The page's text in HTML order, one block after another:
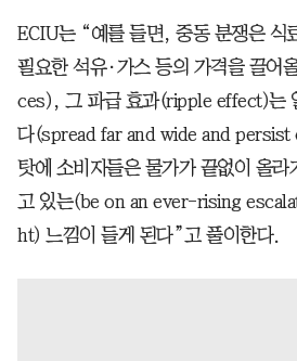
ECIU는 “예를 들면, 중동 분쟁은 식
필요한 석유·가스 등의 가격을 끌어
ces), 그 파급 효과(ripple effect)는
다(spread far and wide and
탓에 소비자들은 물가가 끝없이 올라
고 있는(be on an ever-rising
ht) 느낌이 들게 된다”고 풀이한다.